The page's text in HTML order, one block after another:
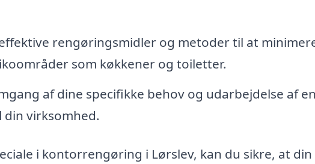
rengøringsmidler og metoder til at
som køkkener og toiletter.
af dine specifikke behov og udarbejdelse af
virksomhed.
i kontorrengøring i Lørslev, kan du sikre, at din